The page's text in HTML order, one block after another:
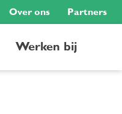
Over ons Partners
Werken bij